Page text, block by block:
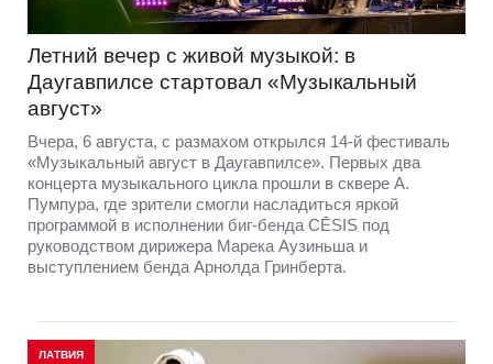
Летний вечер с живой музыкой: в
Даугавпилсе стартовал «Музыкальный
август»
Вчера, 6 августа, с размахом открылся 14-й фестиваль
«Музыкальный август в Даугавпилсе». Первых два
концерта музыкального цикла прошли в сквере А.
Пумпура, где зрители смогли насладиться яркой
программой в исполнении биг-бенда CĒSIS под
руководством дирижера Марека Аузиньша и
выступлением бенда Арнолда Гринберта.
ЛАТВИЯ